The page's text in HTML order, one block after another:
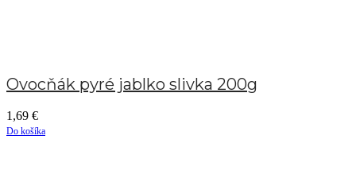
Ovocňák pyré jablko slivka 200g
1,69 €
Do košíka